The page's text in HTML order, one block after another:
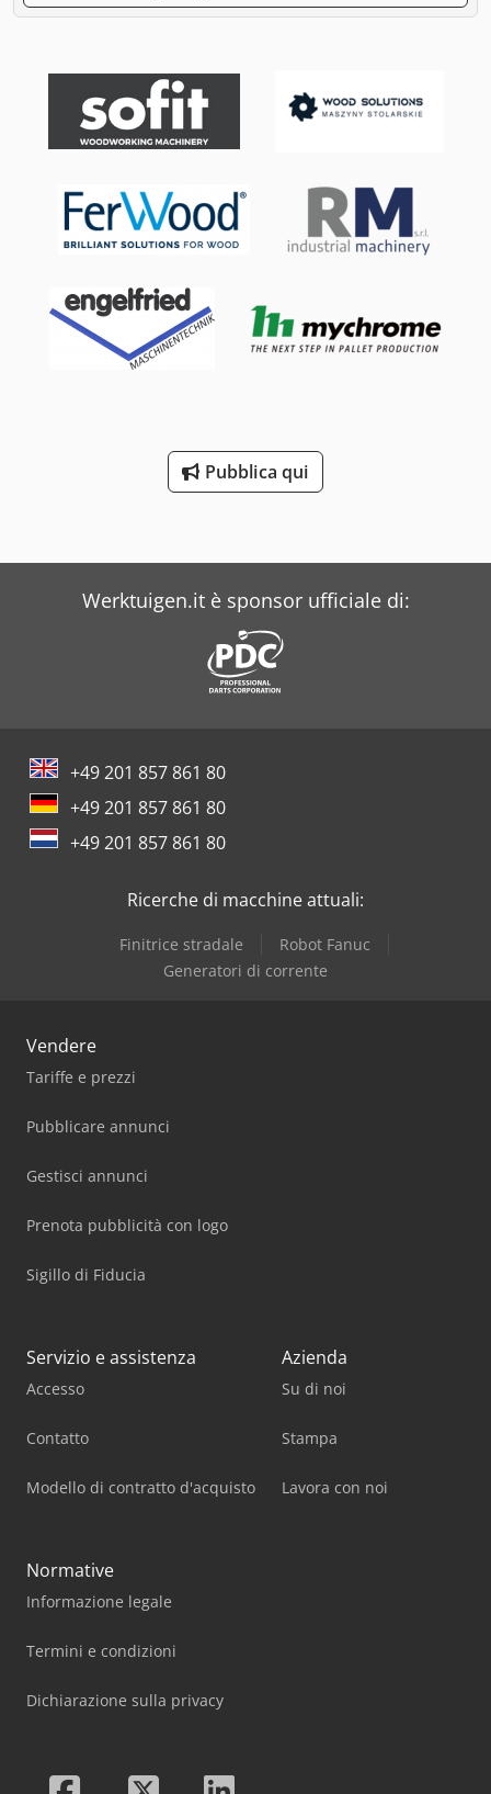
Pubblica qui
Werktuigen.it è sponsor ufficiale di:
+49 201 857 861 80
+49 201 857 861 80
+49 201 857 861 80
Ricerche di macchine attuali:
Finitrice stradale
Robot Fanuc
Generatori di corrente
Vendere
Tariffe e prezzi
Pubblicare annunci
Gestisci annunci
Prenota pubblicità con logo
Sigillo di Fiducia
Servizio e assistenza
Accesso
Contatto
Modello di contratto d'acquisto
Azienda
Su di noi
Stampa
Lavora con noi
Normative
Informazione legale
Termini e condizioni
Dichiarazione sulla privacy